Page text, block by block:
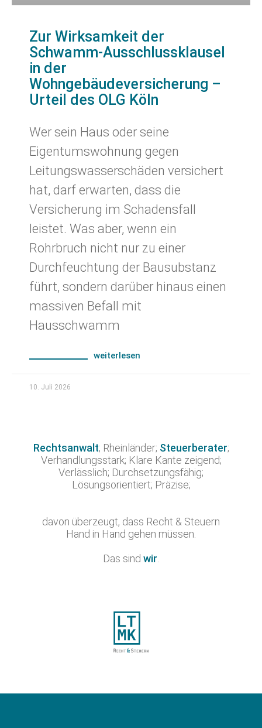
Zur Wirksamkeit der
Schwamm-Ausschlussklausel
in der
Wohngebäudeversicherung –
Urteil des OLG Köln
Wer sein Haus oder seine
Eigentumswohnung gegen
Leitungswasserschäden versichert
hat, darf erwarten, dass die
Versicherung im Schadensfall
leistet. Was aber, wenn ein
Rohrbruch nicht nur zu einer
Durchfeuchtung der Bausubstanz
führt, sondern darüber hinaus einen
massiven Befall mit
Hausschwamm
weiterlesen
10. Juli 2026
Rechtsanwalt; Rheinländer; Steuerberater;
Verhandlungsstark; Klare Kante zeigend;
Verlässlich; Durchsetzungsfähig;
Lösungsorientiert; Präzise;
davon überzeugt, dass Recht & Steuern
Hand in Hand gehen müssen.
Das sind wir.